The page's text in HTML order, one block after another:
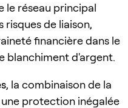
le réseau principal
risques de liaison,
financière dans le
blanchiment d'argent.
, la combinaison de la
protection inégalée